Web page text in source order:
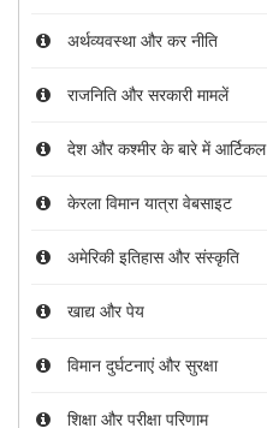
अर्थव्यवस्था और कर नीति
राजनिति और सरकारी मामलें
देश और कश्मीर के बारे में आर्टिकल
केरला विमान यात्रा वेबसाइट
अमेरिकी इतिहास और संस्कृति
खाद्य और पेय
विमान दुर्घटनाएं और सुरक्षा
शिक्षा और परीक्षा परिणाम